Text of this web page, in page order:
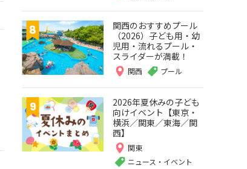
関西のおすすめプール
（2026）子ども用・幼
児用・流れるプール・
スライダーが満載！
関西 プール
2026年夏休みの子ども
向けイベント【東京・
横浜／関東／東海／関
西】
関東
ニュース・イベント